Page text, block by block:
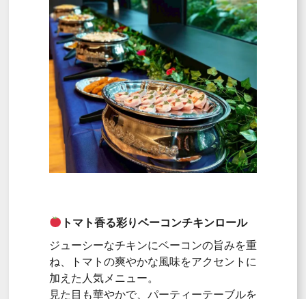
トマト香る彩りベーコンチキンロール
ジューシーなチキンにベーコンの旨みを重
ね、トマトの爽やかな風味をアクセントに
加えた人気メニュー。
見た目も華やかで、パーティーテーブルを